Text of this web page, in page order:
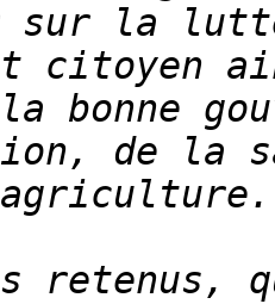
sur la
bonne
retenus,